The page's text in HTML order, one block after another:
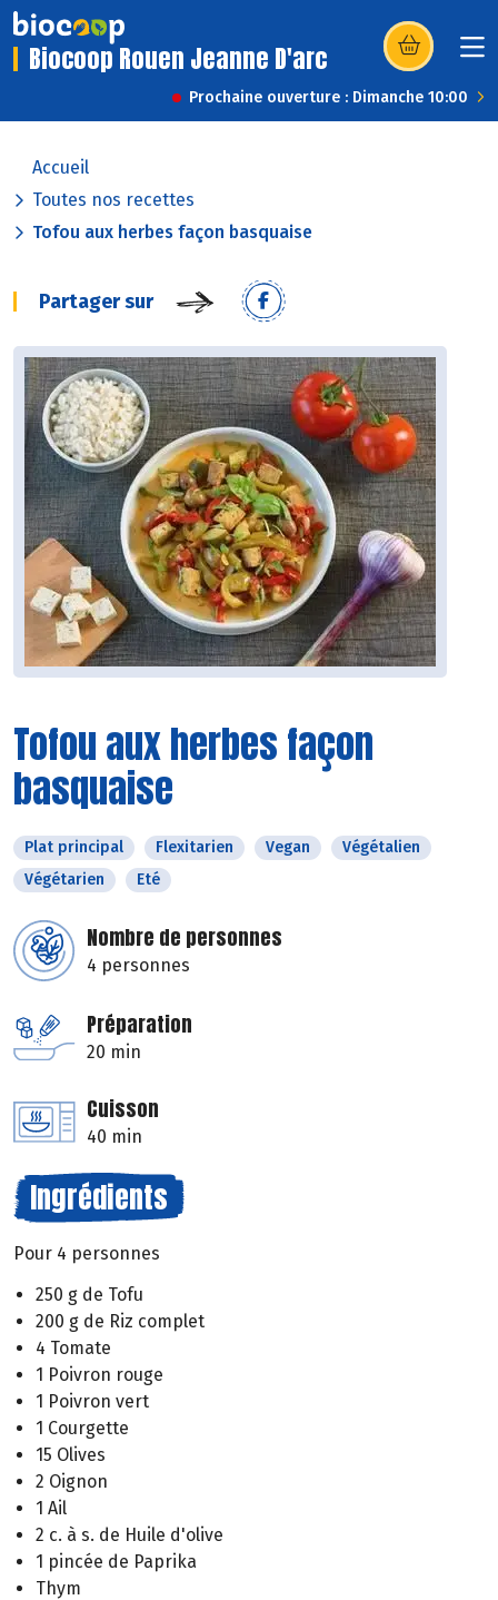
Biocoop Rouen Jeanne D'arc (s’ouvre dans
Prochaine ouverture : Dimanche 10:00
Accueil
Toutes nos recettes
Tofou aux herbes façon basquaise
Partager sur
Tofou aux herbes façon
basquaise
Plat principal Flexitarien Vegan
Végétalien
Végétarien
Eté
Nombre de personnes
4 personnes
Préparation
20 min
Cuisson
40 min
Ingrédients
Pour 4 personnes
250 g de Tofu
200 g de Riz complet
4 Tomate
1 Poivron rouge
1 Poivron vert
1 Courgette
15 Olives
2 Oignon
1 Ail
2 c. à s. de Huile d'olive
1 pincée de Paprika
Thym